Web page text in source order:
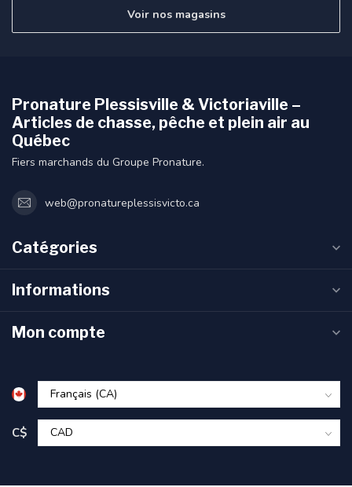
Voir nos magasins
Pronature Plessisville & Victoriaville –
Articles de chasse, pêche et plein air au
Québec
Fiers marchands du Groupe Pronature.
web@pronatureplessisvicto.ca
Catégories
Informations
Mon compte
C$